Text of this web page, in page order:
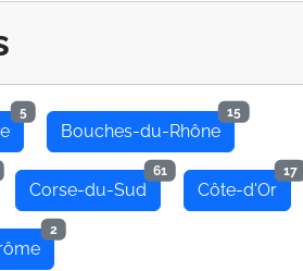
5
Bouches-du-Rhône
15
Corse-du-Sud
61
Côte-d'Or
17
2